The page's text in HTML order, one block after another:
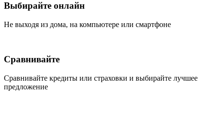
Выбирайте онлайн
Не выходя из дома, на компьютере или смартфоне
Сравнивайте
Сравнивайте кредиты или страховки и выбирайте лучшее
предложение